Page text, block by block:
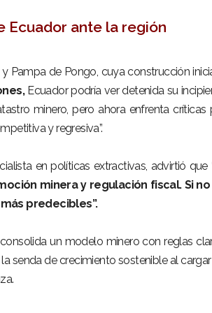
Ecuador ante la región
Pampa de Pongo, cuya construcción
Ecuador podría ver detenida su
minero, pero ahora enfrenta críticas
y regresiva”.
en políticas extractivas, advirtió que
minera y regulación fiscal. Si no
predecibles”.
un modelo minero con reglas
senda de crecimiento sostenible al
PUBLICIDAD